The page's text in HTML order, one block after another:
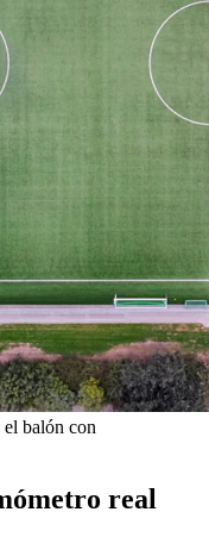
balón con
real